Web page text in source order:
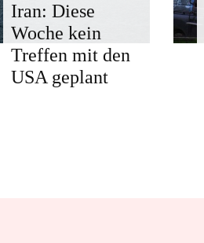
Iran: Diese
Woche kein
Treffen mit den
USA geplant